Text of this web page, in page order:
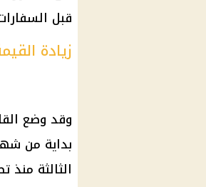
قبل
زيادة
الثالثة منذ